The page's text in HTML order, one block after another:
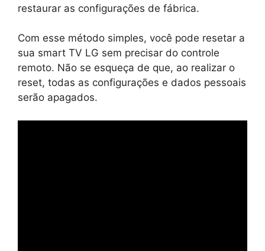
restaurar as configurações de fábrica.
Com esse método simples, você pode resetar a
sua smart TV LG sem precisar do controle
remoto. Não se esqueça de que, ao realizar o
reset, todas as configurações e dados pessoais
serão apagados.